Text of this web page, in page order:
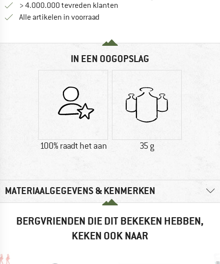
> 4.000.000 tevreden klanten
Alle artikelen in voorraad
IN EEN OOGOPSLAG
100% raadt het aan 35 g
MATERIAALGEGEVENS & KENMERKEN
BERGVRIENDEN DIE DIT BEKEKEN HEBBEN,
KEKEN OOK NAAR